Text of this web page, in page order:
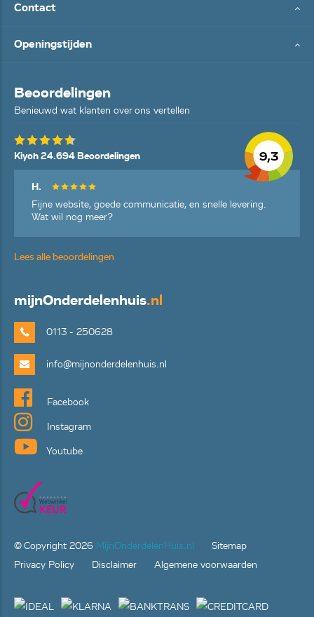
Contact
Openingstijden
Beoordelingen
Benieuwd wat klanten over ons vertellen
9,3
Kiyoh 24.694 Beoordelingen
H.
Fijne website, goede communicatie, en snelle levering.
Wat wil nog meer?
Lees alle beoordelingen
mijnOnderdelenhuis.nl
0113 - 250628
info@mijnonderdelenhuis.nl
Facebook
Instagram
Youtube
© Copyright 2026 MijnOnderdelenHuis.nl
Sitemap
Privacy Policy
Disclaimer Algemene voorwaarden